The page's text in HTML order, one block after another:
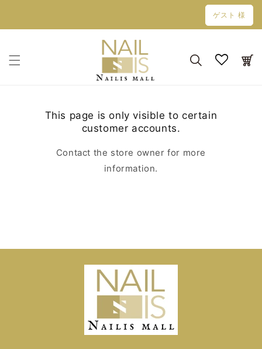
ゲスト 様
ー
This page is only visible to certain
customer accounts.
Contact the store owner for more
information.